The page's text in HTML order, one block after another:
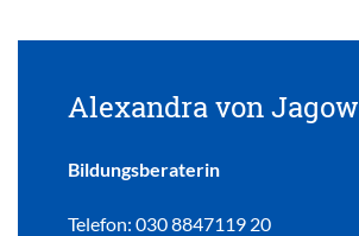
Alexandra von Jagow
Bildungsberaterin
Telefon: 030 8847119 20